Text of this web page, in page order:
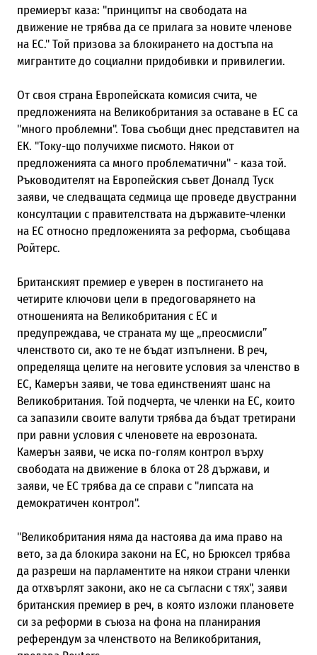
премиерът каза: "принципът на свободата на
движение не трябва да се прилага за новите членове
на ЕС." Той призова за блокирането на достъпа на
мигрантите до социални придобивки и привилегии.
От своя страна Европейската комисия счита, че
предложенията на Великобритания за оставане в ЕС са
"много проблемни". Това съобщи днес представител на
ЕК. "Току-що получихме писмото. Някои от
предложенията са много проблематични" - каза той.
Ръководителят на Европейския съвет Доналд Туск
заяви, че следващата седмица ще проведе двустранни
консултации с правителствата на държавите-членки
на ЕС относно предложенията за реформа, съобщава
Ройтерс.
Британският премиер е уверен в постигането на
четирите ключови цели в предоговарянето на
отношенията на Великобритания с ЕС и
предупреждава, че страната му ще „преосмисли”
членството си, ако те не бъдат изпълнени. В реч,
определяща целите на неговите условия за членство в
ЕС, Камерън заяви, че това единственият шанс на
Великобритания. Той подчерта, че членки на ЕС, които
са запазили своите валути трябва да бъдат третирани
при равни условия с членовете на еврозоната.
Камерън заяви, че иска по-голям контрол върху
свободата на движение в блока от 28 държави, и
заяви, че ЕС трябва да се справи с "липсата на
демократичен контрол".
"Великобритания няма да настоява да има право на
вето, за да блокира закони на ЕС, но Брюксел трябва
да разреши на парламентите на някои страни членки
да отхвърлят закони, ако не са съгласни с тях", заяви
британския премиер в реч, в която изложи плановете
си за реформи в съюза на фона на планирания
референдум за членството на Великобритания,